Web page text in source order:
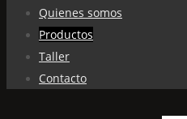
contenido
Quienes somos
Productos
Taller
Contacto